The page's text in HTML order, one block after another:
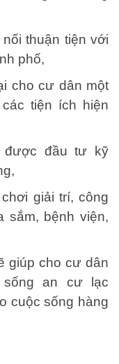
thuận tiện với
phố,
cho cư dân một
tiện ích hiện
được đầu tư kỹ
giải trí, công
sắm, bệnh viện,
giúp cho cư dân
an cư lạc
cuộc sống hàng